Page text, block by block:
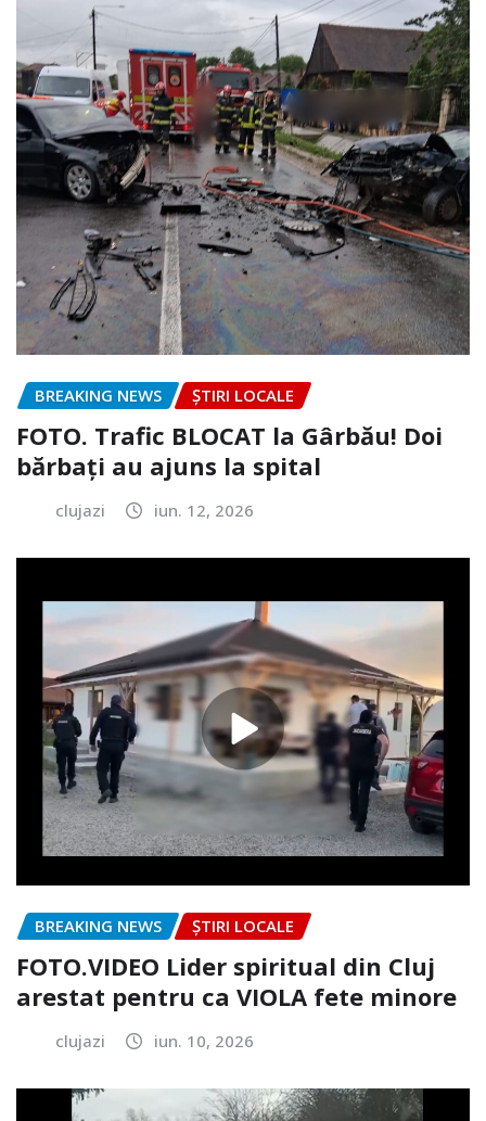
BREAKING NEWS ȘTIRI LOCALE
FOTO. Trafic BLOCAT la Gârbău! Doi
bărbați au ajuns la spital
clujazi iun. 12, 2026
BREAKING NEWS ȘTIRI LOCALE
FOTO.VIDEO Lider spiritual din Cluj
arestat pentru ca VIOLA fete minore
clujazi iun. 10, 2026